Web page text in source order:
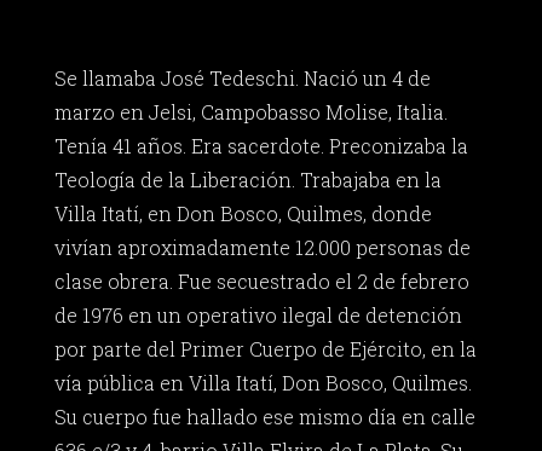
Se llamaba José Tedeschi. Nació un 4 de
marzo en Jelsi, Campobasso Molise, Italia.
Tenía 41 años. Era sacerdote. Preconizaba la
Teología de la Liberación. Trabajaba en la
Villa Itatí, en Don Bosco, Quilmes, donde
vivían aproximadamente 12.000 personas de
clase obrera. Fue secuestrado el 2 de febrero
de 1976 en un operativo ilegal de detención
por parte del Primer Cuerpo de Ejército, en la
vía pública en Villa Itatí, Don Bosco, Quilmes.
Su cuerpo fue hallado ese mismo día en calle